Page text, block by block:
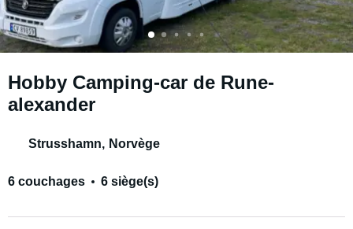
Hobby Camping-car de Rune-
alexander
Strusshamn, Norvège
6 couchages 6 siège(s)